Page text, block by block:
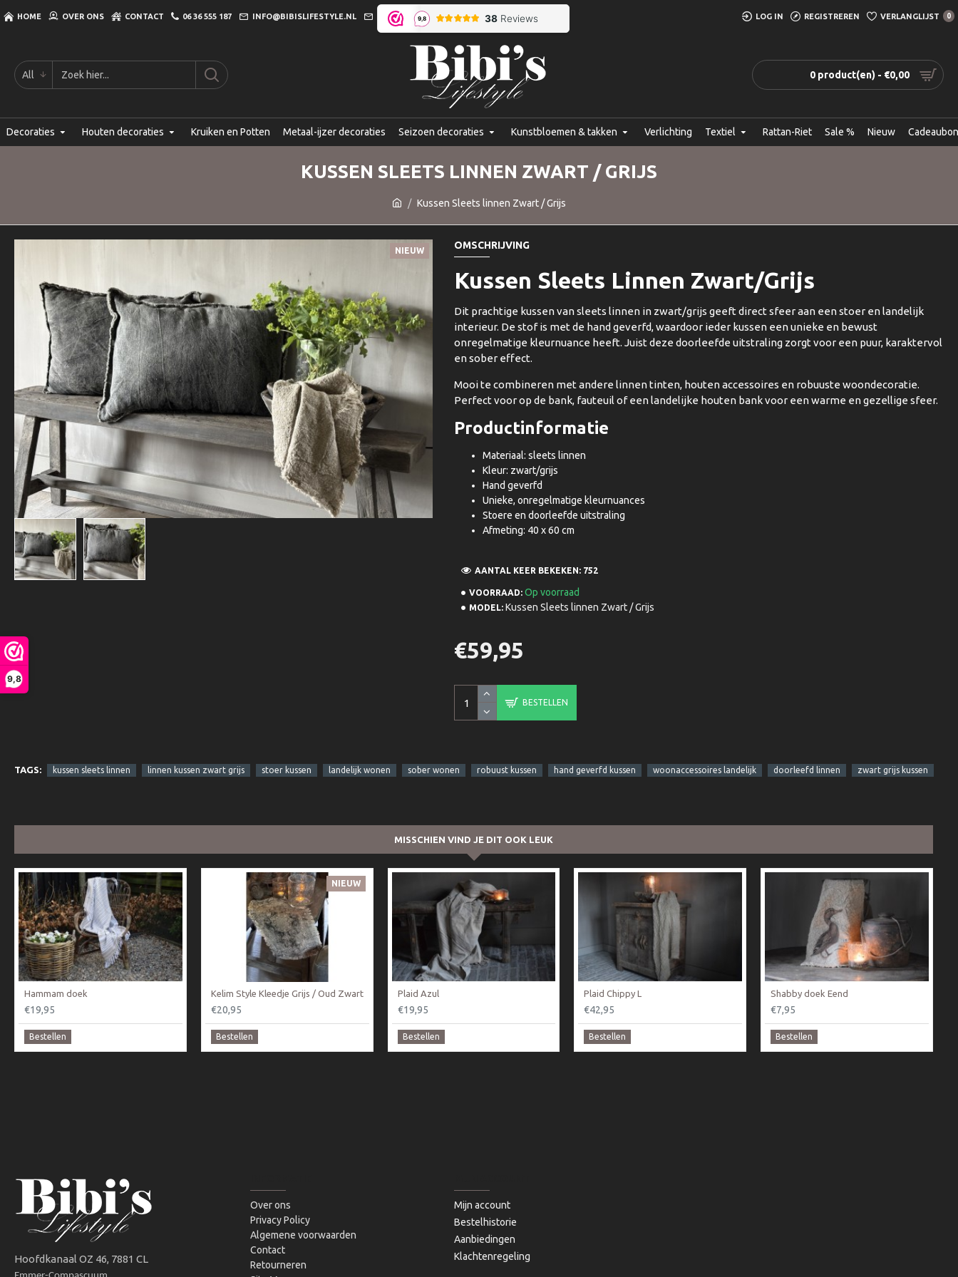
9,8
HOME OVER ONS CONTACT 06 36 555 187 INFO@BIBISLIFESTYLE.NL LOG IN REGISTREREN VERLANGLIJST 0
All 0 product(en) - €0,00
Decoraties Houten decoraties Kruiken en Potten Metaal-ijzer decoraties Seizoen decoraties Kunstbloemen & takken Verlichting Textiel Rattan-Riet Sale % Nieuw Cadeaubon
Kussen Sleets linnen Zwart / Grijs
KUSSEN SLEETS LINNEN ZWART / GRIJS
NIEUW OMSCHRIJVING
Kussen Sleets Linnen Zwart/Grijs
Dit prachtige kussen van sleets linnen in zwart/grijs geeft direct sfeer aan een stoer en landelijk
interieur. De stof is met de hand geverfd, waardoor ieder kussen een unieke en bewust
onregelmatige kleurnuance heeft. Juist deze doorleefde uitstraling zorgt voor een puur, karaktervol
en sober effect.
Mooi te combineren met andere linnen tinten, houten accessoires en robuuste woondecoratie.
Perfect voor op de bank, fauteuil of een landelijke houten bank voor een warme en gezellige sfeer.
Productinformatie
Materiaal: sleets linnen
Kleur: zwart/grijs
Hand geverfd
Unieke, onregelmatige kleurnuances
Stoere en doorleefde uitstraling
Afmeting: 40 x 60 cm
VOORRAAD: Op voorraad
MODEL: Kussen Sleets linnen Zwart / Grijs
AANTAL KEER BEKEKEN: 752
€59,95
BESTELLEN
TAGS: kussen sleets linnen linnen kussen zwart grijs stoer kussen landelijk wonen sober wonen robuust kussen hand geverfd kussen woonaccessoires landelijk doorleefd linnen zwart grijs kussen
MISSCHIEN VIND JE DIT OOK LEUK
Hammam doek
€19,95
Bestellen
NIEUW
Kelim Style Kleedje Grijs / Oud Zwart
€20,95
Bestellen
Plaid Azul
€19,95
Bestellen
Plaid Chippy L
€42,95
Bestellen
Shabby doek Eend
€7,95
Bestellen
Hoofdkanaal OZ 46, 7881 CL
Over ons
Privacy Policy
Algemene voorwaarden
Contact
Retourneren
Mijn account
Bestelhistorie
Aanbiedingen
Klachtenregeling